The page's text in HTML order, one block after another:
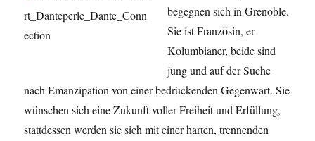
begegnen sich in Grenoble.
Sie ist Französin, er
Kolumbianer, beide sind
jung und auf der Suche
nach Emanzipation von einer bedrückenden Gegenwart. Sie
wünschen sich eine Zukunft voller Freiheit und Erfüllung,
stattdessen werden sie sich mit einer harten, trennenden